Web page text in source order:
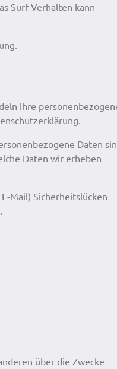
Surf-Verhalten kann
Ihre
Daten
Daten wir erheben
Mail) Sicherheitslücken
über die Zwecke